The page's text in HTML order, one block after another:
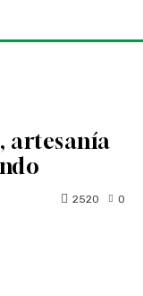
artesanía
0
2520